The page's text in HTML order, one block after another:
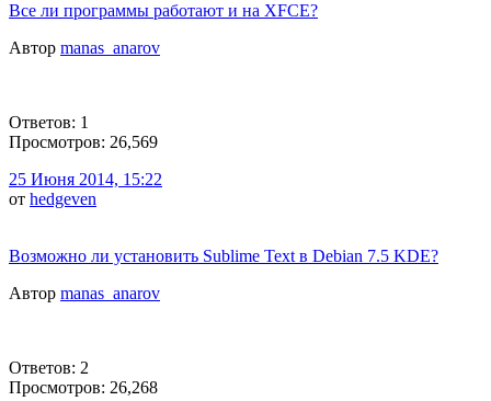
Все ли программы работают и на XFCE?
Автор manas_anarov
Ответов: 1
Просмотров: 26,569
25 Июня 2014, 15:22
от hedgeven
Возможно ли установить Sublime Text в Debian 7.5 KDE?
Автор manas_anarov
Ответов: 2
Просмотров: 26,268